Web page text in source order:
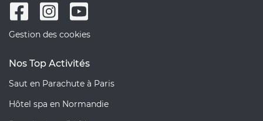
Gestion des cookies
Nos Top Activités
Saut en Parachute à Paris
Hôtel spa en Normandie